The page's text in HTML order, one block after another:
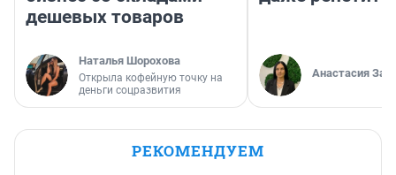
дешевых товаров
Наталья Шорохова
Открыла кофейную точку на
деньги соцразвития
Анастасия
РЕКОМЕНДУЕМ